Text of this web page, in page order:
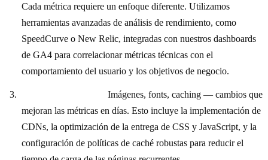
Cada métrica requiere un enfoque diferente. Utilizamos
herramientas avanzadas de análisis de rendimiento, como
SpeedCurve o New Relic, integradas con nuestros dashboards
de GA4 para correlacionar métricas técnicas con el
comportamiento del usuario y los objetivos de negocio.
Imágenes, fonts, caching — cambios que
mejoran las métricas en días. Esto incluye la implementación de
CDNs, la optimización de la entrega de CSS y JavaScript, y la
configuración de políticas de caché robustas para reducir el